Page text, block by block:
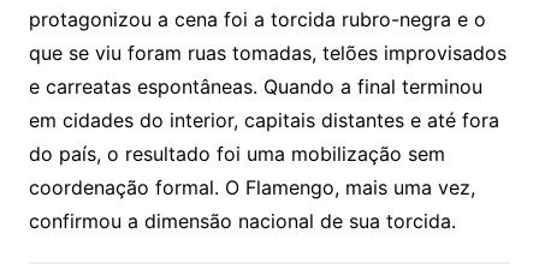
protagonizou a cena foi a torcida rubro-negra e o
que se viu foram ruas tomadas, telões improvisados
e carreatas espontâneas. Quando a final terminou
em cidades do interior, capitais distantes e até fora
do país, o resultado foi uma mobilização sem
coordenação formal. O Flamengo, mais uma vez,
confirmou a dimensão nacional de sua torcida.